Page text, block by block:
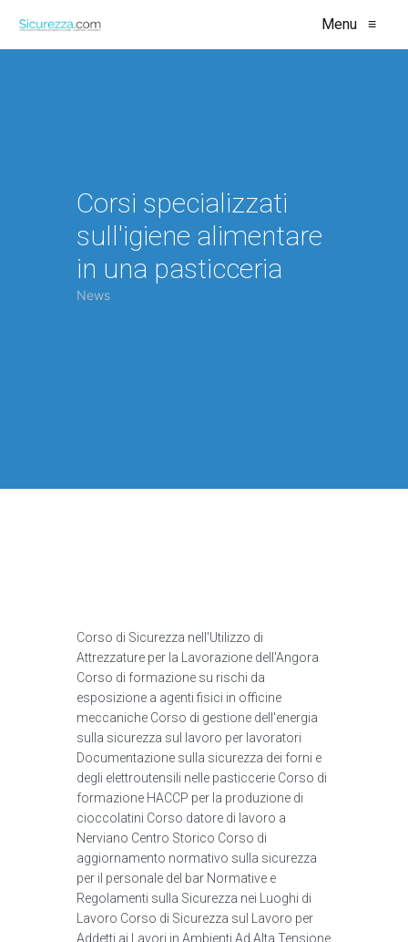
Menu ≡
Corsi specializzati
sull'igiene alimentare
in una pasticceria
News
Corso di Sicurezza nell'Utilizzo di
Attrezzature per la Lavorazione dell'Angora
Corso di formazione su rischi da
esposizione a agenti fisici in officine
meccaniche Corso di gestione dell'energia
sulla sicurezza sul lavoro per lavoratori
Documentazione sulla sicurezza dei forni e
degli elettroutensili nelle pasticcerie Corso di
formazione HACCP per la produzione di
cioccolatini Corso datore di lavoro a
Nerviano Centro Storico Corso di
aggiornamento normativo sulla sicurezza
per il personale del bar Normative e
Regolamenti sulla Sicurezza nei Luoghi di
Lavoro Corso di Sicurezza sul Lavoro per
Addetti ai Lavori in Ambienti Ad Alta Tensione